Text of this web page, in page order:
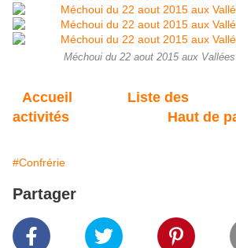
Méchoui du 22 aout 2015 aux
Accueil
Liste des
activités
Haut de
#Confrérie
Partager